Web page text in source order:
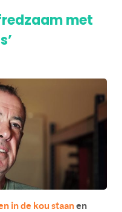
met
in de kou staanen